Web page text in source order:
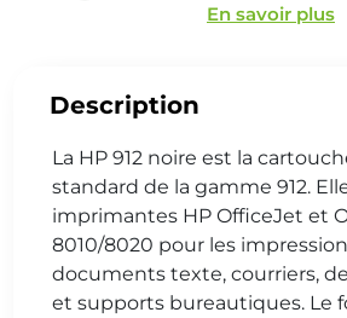
En savoir plus
Description
La HP 912 noire est la
standard de la gamme 912.
imprimantes HP OfficeJet et
8010/8020 pour les
documents texte, courriers,
et supports bureautiques. Le